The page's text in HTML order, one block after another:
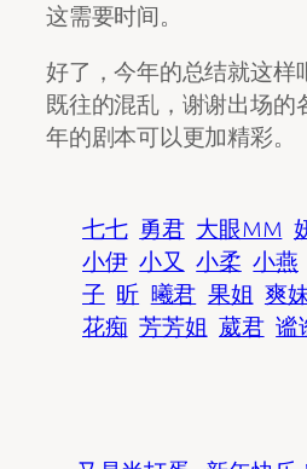
这需要时间。
好了，今年的总结就这样
既往的混乱，谢谢出场的
年的剧本可以更加精彩。
七七 勇君 大眼MM
小伊 小又 小柔 小燕
子 昕 曦君 果姐 爽
花痴 芳芳姐 葳君 谧